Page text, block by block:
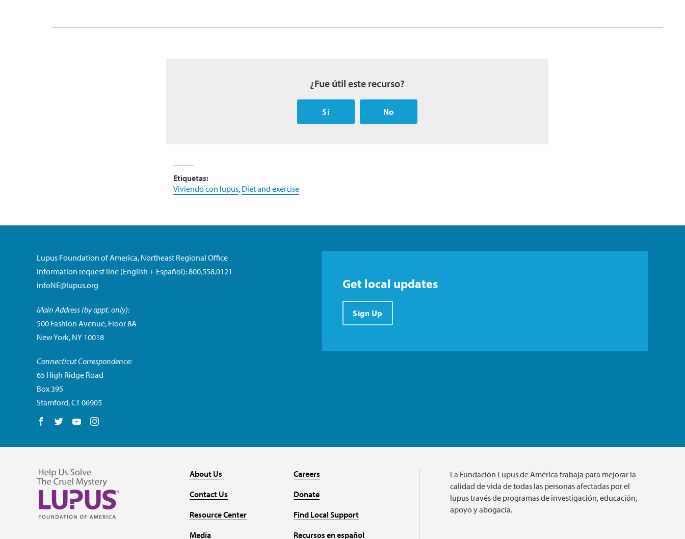
¿Fue útil este recurso?
Sí No
Etiquetas:
Viviendo con lupus, Diet and exercise
Lupus Foundation of America, Northeast Regional Office
Information request line (English + Español): 800.558.0121
infoNE@lupus.org
Main Address (by appt. only):
500 Fashion Avenue, Floor 8A
New York, NY 10018
Connecticut Correspondence:
65 High Ridge Road
Box 395
Stamford, CT 06905
Follow us on Facebook
Follow us on Twitter
Follow us on YouTube
Get local updates
Sign Up
About Us
Contact Us
Resource Center
Media
Careers
Donate
Find Local Support
Recursos en español
La Fundación Lupus de América trabaja para mejorar la
calidad de vida de todas las personas afectadas por el
lupus través de programas de investigación, educación,
apoyo y abogacía.